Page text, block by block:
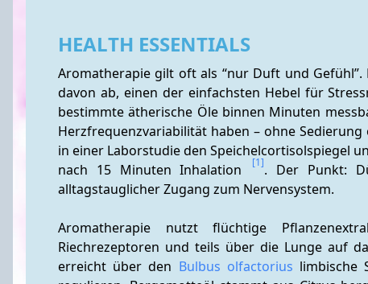
HEALTH ESSENTIALS
Aromatherapie gilt oft als “nur Duft und
davon ab, einen der einfachsten Hebel für
bestimmte ätherische Öle binnen Minuten
Herzfrequenzvariabilität haben – ohne
in einer Laborstudie den Speichelcortisolspiegel
nach 15 Minuten Inhalation
[1]. Der Punkt:
alltagstauglicher Zugang zum Nervensystem.
Aromatherapie nutzt flüchtige
Riechrezeptoren und teils über die Lunge auf
erreicht über den Bulbus olfactorius limbische